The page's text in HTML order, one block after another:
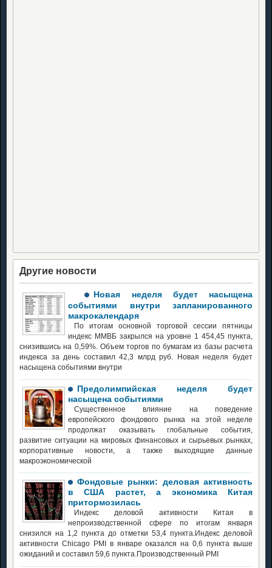
Другие новости
Новая неделя будет насыщена
событиями внутри запланированного
макрокалендаря
По итогам основной торговой сессии пятницы
индекс ММВБ закрылся на уровне 1 454,45 пункта,
снизившись на 0,59%. Объем торгов по бумагам из базы расчета
индекса за день составил 42,3 млрд руб. Новая неделя будет
насыщена событиями внутри
Предолимпийская неделя будет
насыщена событиями
Существенное влияние на поведение
европейского фондового рынка на этой неделе
продолжат оказывать глобальные события,
развитие ситуации на мировых финансовых и сырьевых рынках,
корпоративные новости, а также выходящие данные
макроэкономической
Фондовые рынки: деловая активность
в США растет, а экономика Китая
притормозилась
Индекс деловой активности Китая в
непроизводственной сфере по итогам января
снизился на 1,2 пункта до отметки 53,4 пункта.Индекс деловой
активности Chicago PMI в январе оказался на 0,6 пункта выше
ожиданий и составил 59,6 пункта.Производственный PMI